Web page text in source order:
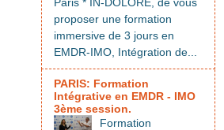
proposer une formation
immersive de 3 jours en
EMDR-IMO, Intégration de...
PARIS: Formation
Intégrative en EMDR - IMO
3ème session.
Formation